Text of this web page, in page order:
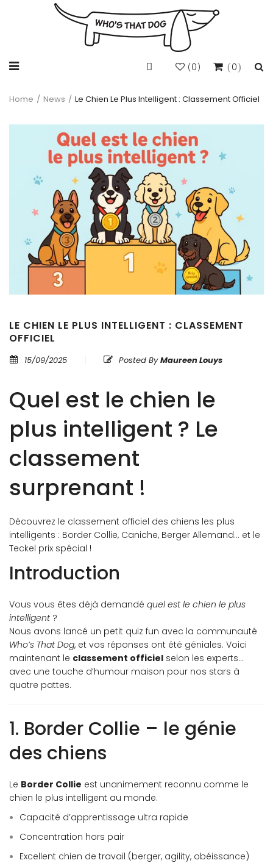
0
(0)
Home / News / Le Chien Le Plus Intelligent : Classement Officiel
LE CHIEN LE PLUS INTELLIGENT : CLASSEMENT
OFFICIEL
15/09/2025 Posted ByMaureen Louys
Quel est le chien le
plus intelligent ? Le
classement
surprenant !
Découvrez le classement officiel des chiens les plus
intelligents : Border Collie, Caniche, Berger Allemand… et le
Teckel prix spécial !
Introduction
Vous vous êtes déjà demandé quel est le chien le plus
intelligent ?
Nous avons lancé un petit quiz fun avec la communauté
Who’s That Dog, et vos réponses ont été géniales. Voici
maintenant le classement officiel selon les experts…
avec une touche d’humour maison pour nos stars à
quatre pattes.
1. Border Collie – le génie
des chiens
Le Border Collie est unanimement reconnu comme le
chien le plus intelligent au monde.
Capacité d’apprentissage ultra rapide
Concentration hors pair
Excellent chien de travail (berger, agility, obéissance)